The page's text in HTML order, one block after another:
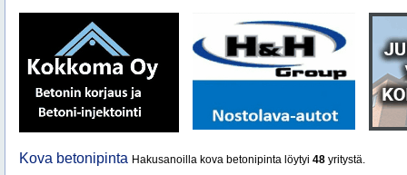
Kova betonipinta Hakusanoilla kova betonipinta löytyi 48 yritystä.